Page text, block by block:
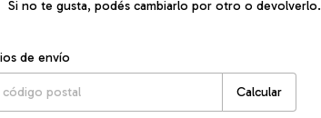
Si no te gusta, podés cambiarlo por otro o devolverlo.
para el CP:
de envío
Calcular